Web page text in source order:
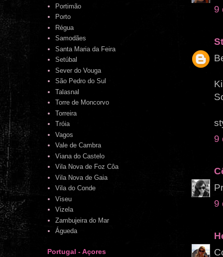
9
9
9
Portimão
Porto
Régua
Samodães
Santa Maria da Feira
Setúbal
Sever do Vouga
São Pedro do Sul
Talasnal
Torre de Moncorvo
Torreira
Tróia
Vagos
Vale de Cambra
Viana do Castelo
Vila Nova de Foz Côa
Vila Nova de Gaia
Vila do Conde
Viseu
Vizela
Zambujeira do Mar
Águeda
Portugal - Açores